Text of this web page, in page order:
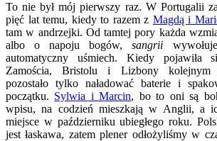
To nie był mój pierwszy raz. W Portugalii
pięć lat temu, kiedy to razem z Magdą i
tam w andrzejki. Od tamtej pory każda
albo o napoju bogów,sangrii
automatyczny uśmiech. Kiedy pojawiła
Zamościa, Bristolu i Lizbony kolejnym
pozostało tylko naładować baterie i
początku. Sylwia i Marcin, bo to oni są
wpisu, na codzień mieszkają w Anglii, a
miejsce w październiku ubiegłego roku.
jest łaskawa, zatem plener odłożyliśmy w